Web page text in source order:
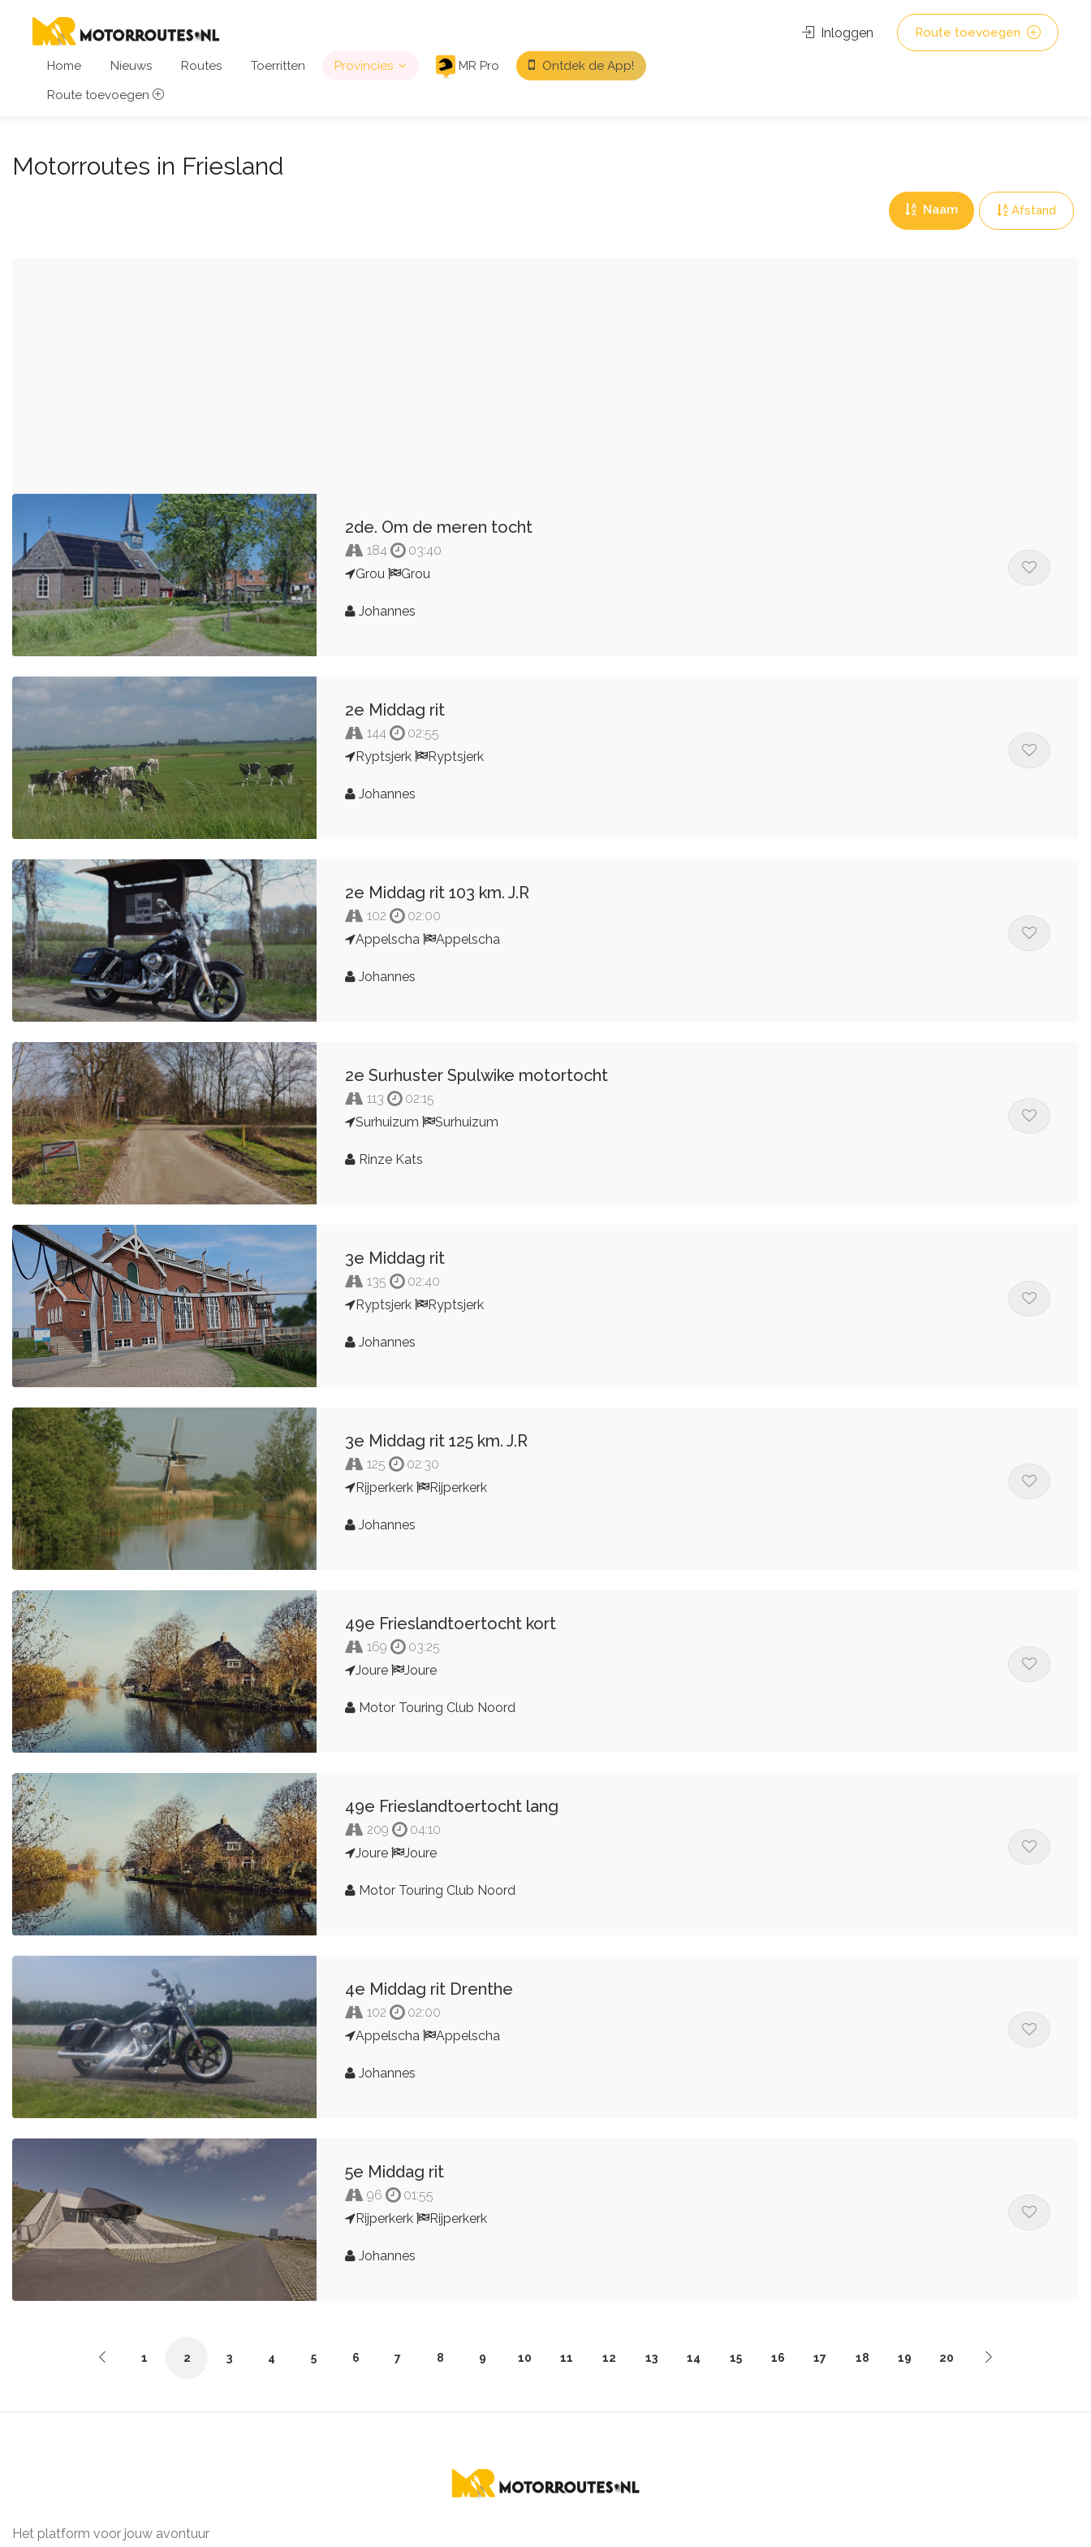
Home Nieuws Routes Toerritten Provincies MR Pro
Ontdek de App!
Route toevoegen
Inloggen Route toevoegen
Motorroutes in Friesland
Naam Afstand
2de. Om de meren tocht
184
03:40
Grou
Grou
Johannes
2e Middag rit
144
02:55
Ryptsjerk
Ryptsjerk
Johannes
2e Middag rit 103 km. J.R
102
02:00
Appelscha
Appelscha
Johannes
2e Surhuster Spulwike motortocht
113
02:15
Surhuizum
Surhuizum
Rinze Kats
3e Middag rit
135
02:40
Ryptsjerk
Ryptsjerk
Johannes
3e Middag rit 125 km. J.R
125
02:30
Rijperkerk
Rijperkerk
Johannes
49e Frieslandtoertocht kort
169
03:25
Joure
Joure
Motor Touring Club Noord
49e Frieslandtoertocht lang
209
04:10
Joure
Joure
Motor Touring Club Noord
4e Middag rit Drenthe
102
02:00
Appelscha
Appelscha
Johannes
5e Middag rit
96
01:55
Rijperkerk
Rijperkerk
Johannes
1 2 3 4 5 6 7 8 9 10 11 12 13 14 15 16 17 18 19 20
Het platform voor jouw avontuur